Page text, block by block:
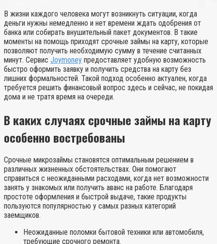
В жизни каждого человека могут возникнуть ситуации, когда
деньги нужны немедленно и нет времени ждать одобрения от
банка или собирать внушительный пакет документов. В такие
моменты на помощь приходят срочные займы на карту, которые
позволяют получить необходимую сумму в течение считанных
минут. Сервис Joymoney предоставляет удобную возможность
быстро оформить заявку и получить средства на карту без
лишних формальностей. Такой подход особенно актуален, когда
требуется решить финансовый вопрос здесь и сейчас, не покидая
дома и не тратя время на очереди.
В каких случаях срочные займы на карту
особенно востребованы
Срочные микрозаймы становятся оптимальным решением в
различных жизненных обстоятельствах. Они помогают
справиться с неожиданными расходами, когда нет возможности
занять у знакомых или получить аванс на работе. Благодаря
простоте оформления и быстрой выдаче, такие продукты
пользуются популярностью у самых разных категорий
заемщиков.
Неожиданные поломки бытовой техники или автомобиля,
требующие срочного ремонта.